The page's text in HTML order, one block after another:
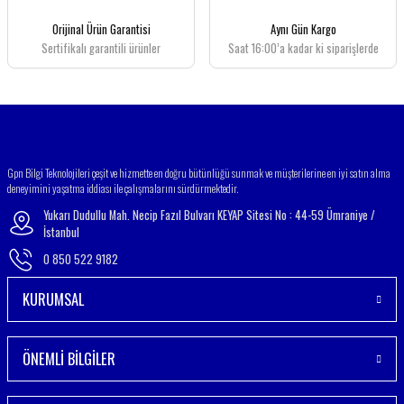
Bu ürüne benzer farklı alternatifler olmalı.
Orijinal Ürün Garantisi
Sertifikalı garantili ürünler
Aynı Gün Kargo
Saat 16:00’a kadar ki siparişlerde
Gpn Bilgi Teknolojileri çeşit ve hizmette en doğru bütünlüğü sunmak ve müşterilerine en iyi satın alma
deneyimini yaşatma iddiası ile çalışmalarını sürdürmektedir.
Yukarı Dudullu Mah. Necip Fazıl Bulvarı KEYAP Sitesi No : 44-59 Ümraniye /
İstanbul
0 850 522 9182
KURUMSAL
ÖNEMLİ BİLGİLER